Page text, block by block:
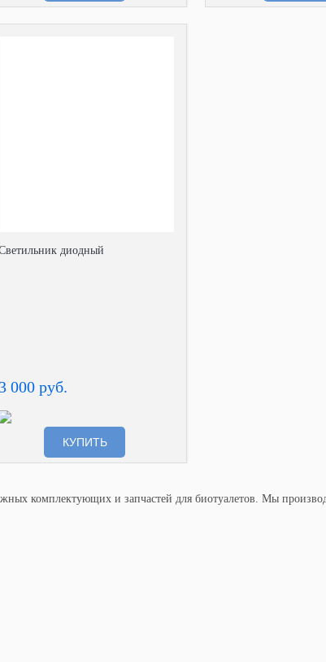
диодный
3 000 руб.
КУПИТЬ
комплектующих и запчастей для биотуалетов. Мы